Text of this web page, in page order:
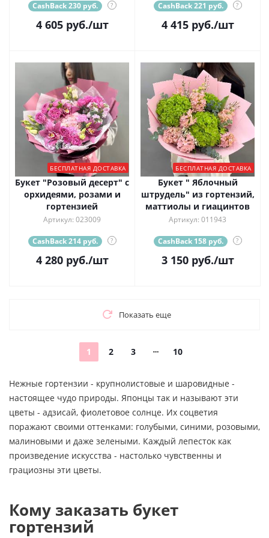
CashBack 230 руб. ?
4 605руб./шт
CashBack 221 руб. ?
4 415руб./шт
БЕСПЛАТНАЯ ДОСТАВКА
Букет "Розовый десерт" с
орхидеями, розами и
гортензией
Артикул: 023009
CashBack 214 руб. ?
4 280руб./шт
БЕСПЛАТНАЯ ДОСТАВКА
Букет " Яблочный
штрудель" из гортензий,
маттиолы и гиацинтов
Артикул: 011943
CashBack 158 руб. ?
3 150руб./шт
Показать еще
1 2 3 10
Нежные гортензии - крупнолистовые и шаровидные -
настоящее чудо природы. Японцы так и называют эти
цветы - адзисай, фиолетовое солнце. Их соцветия
поражают своими оттенками: голубыми, синими, розовыми,
малиновыми и даже зелеными. Каждый лепесток как
произведение искусства - настолько чувственны и
грациозны эти цветы.
Кому заказать букет
гортензий